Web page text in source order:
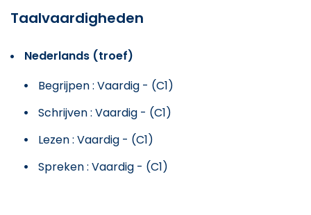
Taalvaardigheden
Nederlands (troef)
Begrijpen : Vaardig - (C1)
Schrijven : Vaardig - (C1)
Lezen : Vaardig - (C1)
Spreken : Vaardig - (C1)